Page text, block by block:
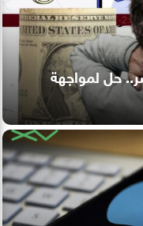
حل لمواجهة